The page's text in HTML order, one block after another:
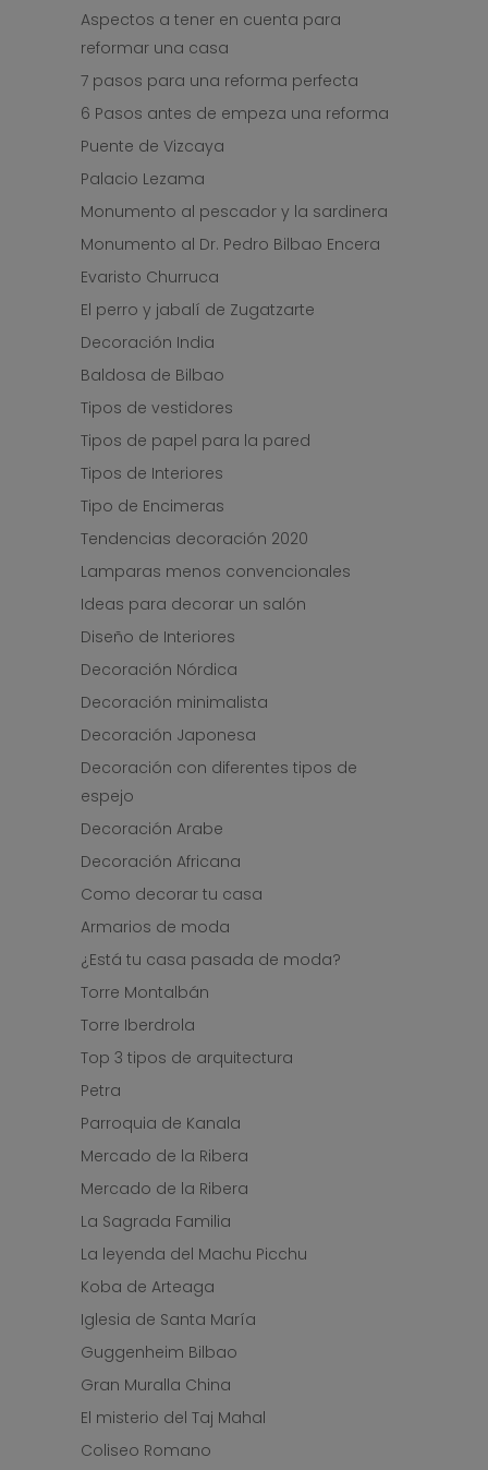
Aspectos a tener en cuenta para
reformar una casa
7 pasos para una reforma perfecta
6 Pasos antes de empeza una reforma
Puente de Vizcaya
Palacio Lezama
Monumento al pescador y la sardinera
Monumento al Dr. Pedro Bilbao Encera
Evaristo Churruca
El perro y jabalí de Zugatzarte
Decoración India
Baldosa de Bilbao
Tipos de vestidores
Tipos de papel para la pared
Tipos de Interiores
Tipo de Encimeras
Tendencias decoración 2020
Lamparas menos convencionales
Ideas para decorar un salón
Diseño de Interiores
Decoración Nórdica
Decoración minimalista
Decoración Japonesa
Decoración con diferentes tipos de
espejo
Decoración Arabe
Decoración Africana
Como decorar tu casa
Armarios de moda
¿Está tu casa pasada de moda?
Torre Montalbán
Torre Iberdrola
Top 3 tipos de arquitectura
Petra
Parroquia de Kanala
Mercado de la Ribera
Mercado de la Ribera
La Sagrada Familia
La leyenda del Machu Picchu
Koba de Arteaga
Iglesia de Santa María
Guggenheim Bilbao
Gran Muralla China
El misterio del Taj Mahal
Coliseo Romano